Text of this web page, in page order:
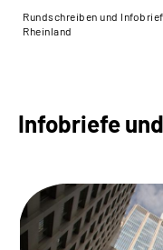
Reha
Über uns & Presse
Rundschreiben und
Rheinland
Infobriefe